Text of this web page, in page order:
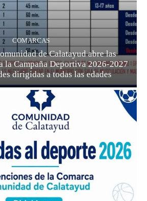
COMARCAS
de Calatayud abre las
la Campaña Deportiva 2026-2027
dirigidas a todas las edades